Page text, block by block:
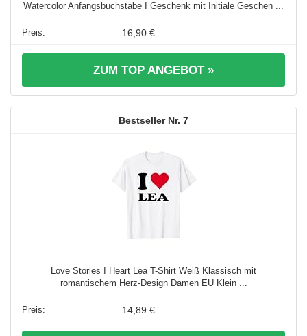
Watercolor Anfangsbuchstabe I Geschenk mit Initiale Geschen ...
16,90 €
ZUM TOP ANGEBOT »
7
Love Stories I Heart Lea T-Shirt Weiß Klassisch mit
romantischem Herz-Design Damen EU Klein ...
14,89 €